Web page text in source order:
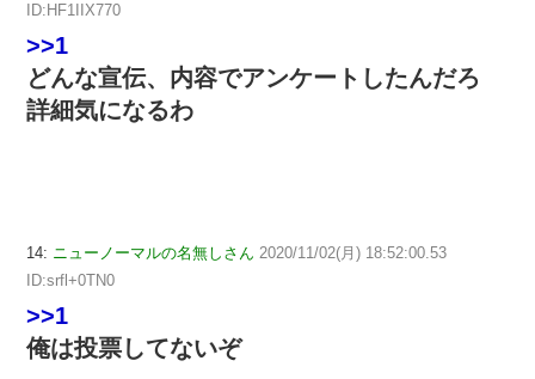
ID:HF1IIX770
>>1
どんな宣伝、内容でアンケートしたんだろ
詳細気になるわ
14: ニューノーマルの名無しさん 2020/11/02(月) 18:52:00.53
ID:srfl+0TN0
>>1
俺は投票してないぞ